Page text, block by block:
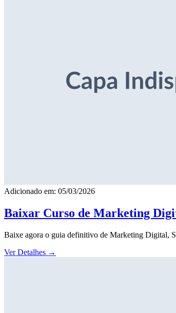
Adicionado em: 05/03/2026
Baixar Curso de Marketing
Baixe agora o guia definitivo de Marketing Digital,
Ver Detalhes →